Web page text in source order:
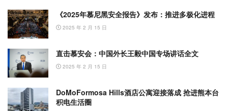
《2025年慕尼黑安全报告》发布：推进多极化进程
2025 年 2 月 15 日
直击慕安会：中国外长王毅中国专场讲话全文
2025 年 2 月 15 日
DoMoFormosa Hills酒店公寓迎接落成 抢进熊本台
积电生活圈